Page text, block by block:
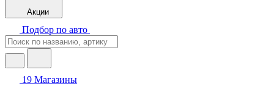
Акции
Подбор по авто
19 Магазины